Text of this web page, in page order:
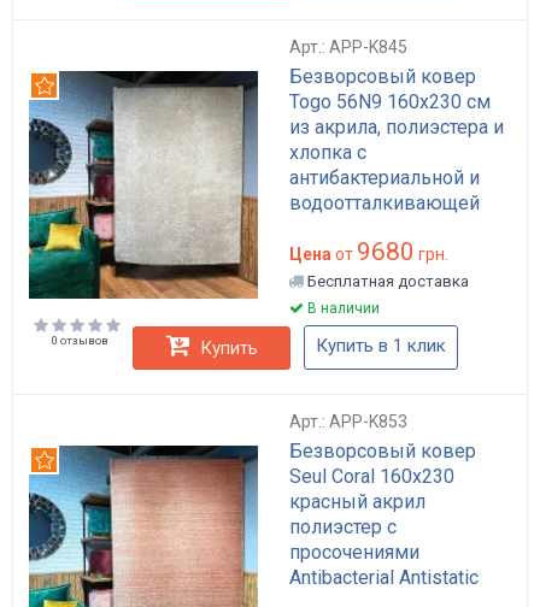
Арт.: APP-K845
Безворсовый ковер
Togo 56N9 160x230 см
из акрила, полиэстера и
хлопка с
антибактериальной и
водоотталкивающей
APP-K845
Рекомендуем
Цена от 9680 грн.
Бесплатная доставка
В наличии
0 отзывов Купить Купить в 1 клик
Арт.: APP-K853
Безворсовый ковер
Seul Coral 160x230
красный акрил
полиэстер с
просочениями
Antibacterial Antistatic
Рекомендуем